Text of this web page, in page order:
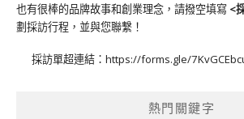
也有很棒的品牌故事和創業理念，請撥空填寫 <
劃採訪行程，並與您聯繫！
採訪單超連結： https://forms.gle/
熱門關鍵字